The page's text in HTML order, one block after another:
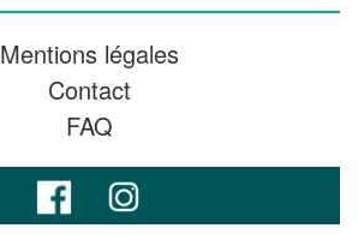
Mentions légales
Contact
FAQ